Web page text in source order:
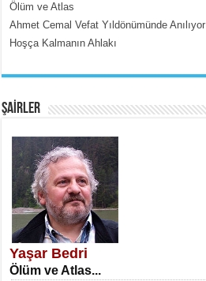
SATILMIŞ ÜMİT ÇETİNKAYA
Erkenlik...
Ölüm ve Atlas
Ahmet Cemal Vefat Yıldönümünde Anılıyor
Hoşça Kalmanın Ahlakı
ŞAİRLER
Yaşar Bedri
Ölüm ve Atlas...